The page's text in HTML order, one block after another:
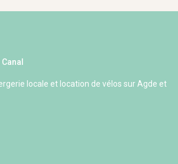
locale et location de vélos sur Agde et